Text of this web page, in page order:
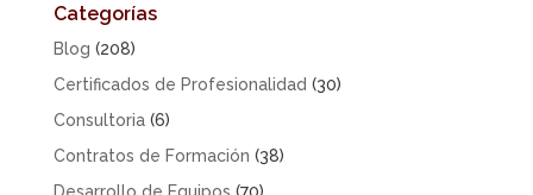
Categorías
Blog (208)
Certificados de Profesionalidad (30)
Consultoria(6)
Contratos de Formación (38)
Desarrollo de Equipos (70)